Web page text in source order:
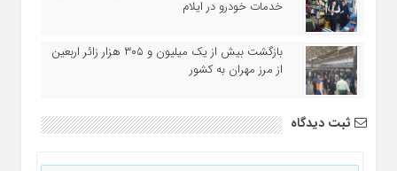
خدمات خودرو در ایلام
بازگشت بیش از یک میلیون و ۳۰۵ هزار زائر اربعین
از مرز مهران به کشور
ثبت دیدگاه